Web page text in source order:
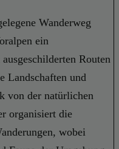
Wanderweg
ein
Routen
Landschaften und
von der natürlichen
organisiert die
wobei